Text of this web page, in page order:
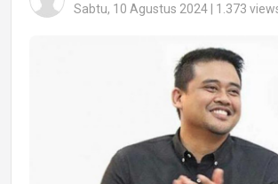
Sabtu, 10 Agustus 2024 | 1.373